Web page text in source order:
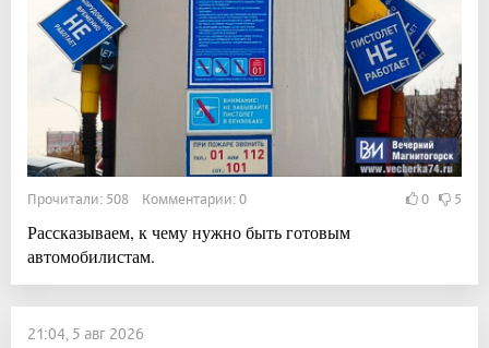
Прочитали: 508 Комментарии: 0 0 5
Рассказываем, к чему нужно быть готовым
автомобилистам.
21:04, 5 авг 2026